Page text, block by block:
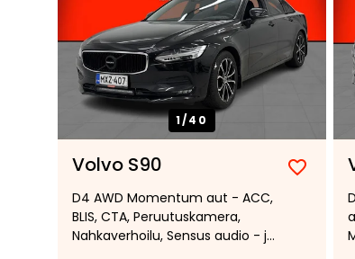
1/40
Volvo S90
Lisää
Poista
D4 AWD Momentum aut - ACC,
BLIS, CTA, Peruutuskamera,
Nahkaverhoilu, Sensus audio - ja